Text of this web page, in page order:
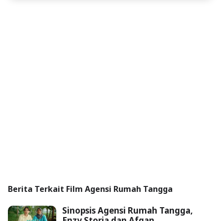
Berita Terkait Film Agensi Rumah Tangga
Sinopsis Agensi Rumah Tangga,